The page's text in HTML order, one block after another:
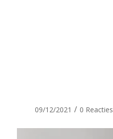
09/12/2021 / 0 Reacties